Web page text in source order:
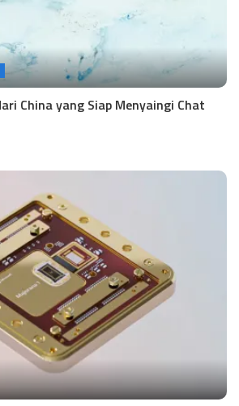
China yang Siap Menyaingi Chat